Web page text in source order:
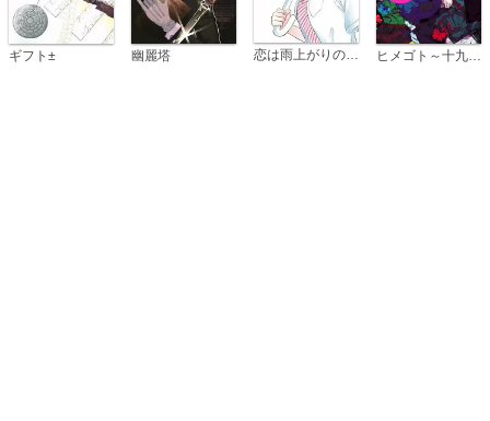
ギフト± 幽麗塔 恋は雨上がりのように